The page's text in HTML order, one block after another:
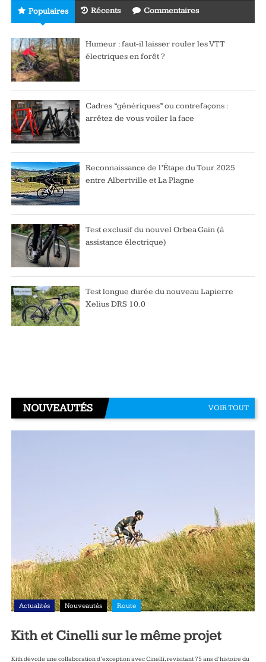
Populaires Récents Commentaires
Humeur : faut-il laisser rouler les VTT
électriques en forêt ?
Cadres “génériques” ou contrefaçons :
arrêtez de vous voiler la face
Reconnaissance de l’Étape du Tour 2025
entre Albertville et La Plagne
Test exclusif du nouvel Orbea Gain (à
assistance électrique)
Test longue durée du nouveau Lapierre
Xelius DRS 10.0
NOUVEAUTÉS VOIR TOUT
Actualités Nouveautés Route
Kith et Cinelli sur le même projet
Kith dévoile une collaboration d’exception avec Cinelli, revisitant 75 ans d’histoire du